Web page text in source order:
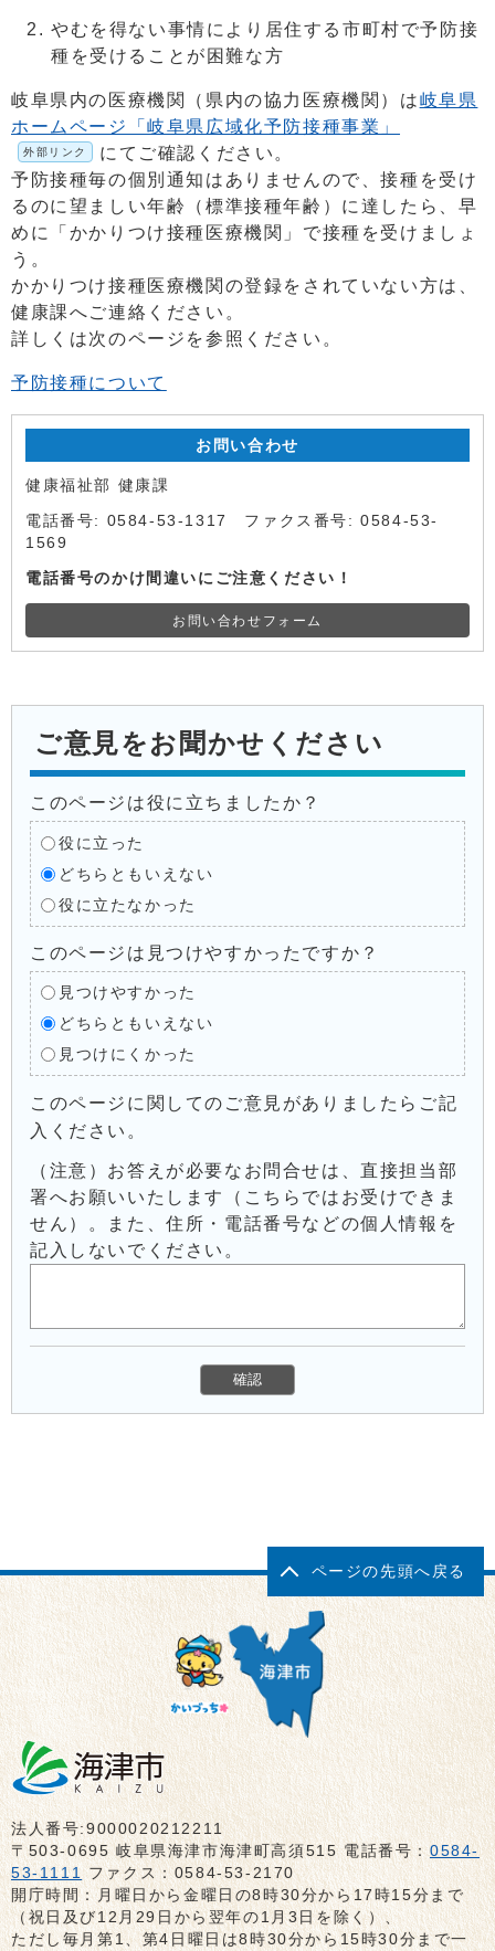
やむを得ない事情により居住する市町村で予防接
種を受けることが困難な方
岐阜県内の医療機関（県内の協力医療機関）は岐阜県
ホームページ「岐阜県広域化予防接種事業」
外部リンク
にてご確認ください。
予防接種毎の個別通知はありませんので、接種を受け
るのに望ましい年齢（標準接種年齢）に達したら、早
めに「かかりつけ接種医療機関」で接種を受けましょ
う。
かかりつけ接種医療機関の登録をされていない方は、
健康課へご連絡ください。
詳しくは次のページを参照ください。
予防接種について
お問い合わせ
健康福祉部 健康課
電話番号: 0584-53-1317 ファクス番号: 0584-53-
1569
電話番号のかけ間違いにご注意ください！
お問い合わせフォーム
ご意見をお聞かせください
このページは役に立ちましたか？
役に立った
どちらともいえない
役に立たなかった
このページは見つけやすかったですか？
見つけやすかった
どちらともいえない
見つけにくかった
このページに関してのご意見がありましたらご記
入ください。
（注意）お答えが必要なお問合せは、直接担当部
署へお願いいたします（こちらではお受けできま
せん）。また、住所・電話番号などの個人情報を
記入しないでください。
ページの先頭へ戻る
法人番号:9000020212211
〒503-0695 岐阜県海津市海津町高須515 電話番号：0584-
53-1111 ファクス：0584-53-2170
開庁時間：月曜日から金曜日の8時30分から17時15分まで
（祝日及び12月29日から翌年の1月3日を除く）、
ただし毎月第1、第4日曜日は8時30分から15時30分まで一